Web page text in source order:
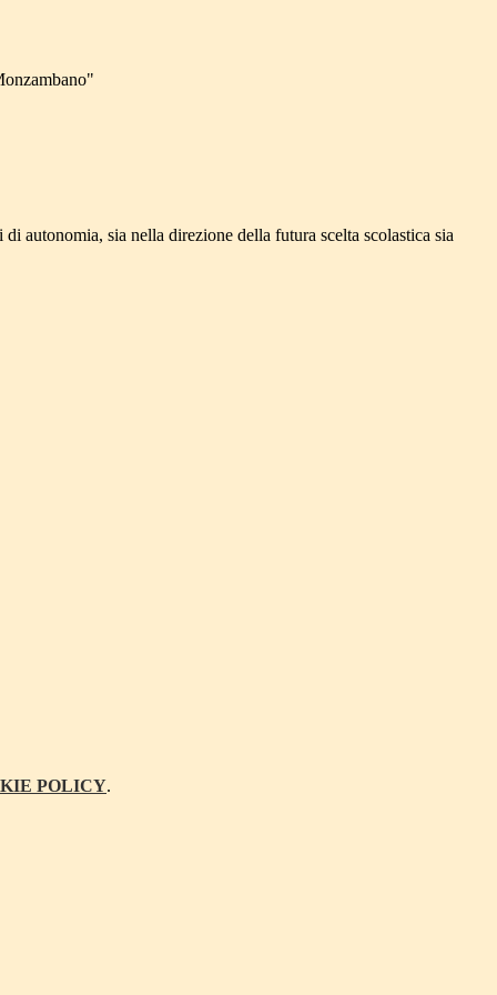
autonomia, sia nella direzione della futura scelta scolastica sia
POLICY.